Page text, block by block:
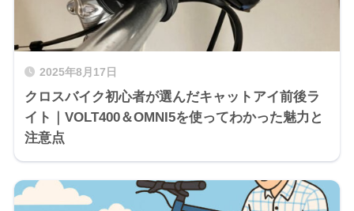
2025年8月17日
クロスバイク初心者が選んだキャットアイ前後ラ
イト｜VOLT400＆OMNI5を使ってわかった魅力と
注意点